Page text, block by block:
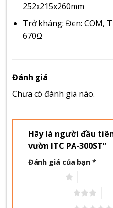
252x215x260mm
Trở kháng: Đen: COM,
670Ω
Đánh giá
Chưa có đánh giá nào.
Hãy là người đầu
vườn ITC PA-300ST”
Đánh giá của bạn *